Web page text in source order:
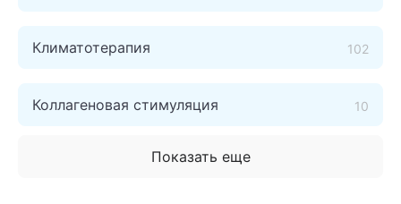
Климатотерапия 102
Коллагеновая стимуляция 10
Показать еще